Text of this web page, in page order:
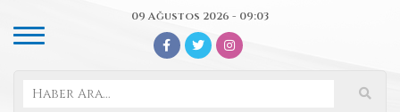
09 Ağustos 2026 - 09:03